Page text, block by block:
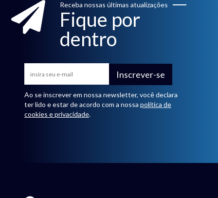
Receba nossas últimas atualizações
Fique por
dentro
Inscrever-se
Ao se inscrever em nossa newsletter, você declara
ter lido e estar de acordo com a nossa política de
cookies e privacidade.